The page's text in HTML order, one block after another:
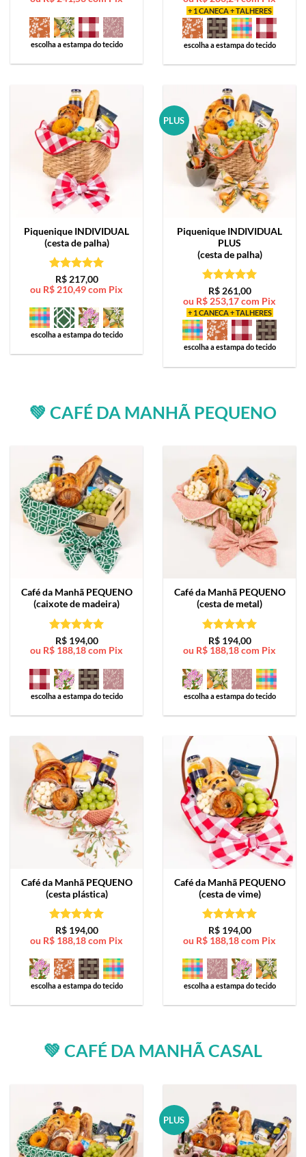
escolha a estampa do tecido
+ 1 CANECA + TALHERES
escolha a estampa do tecido
Piquenique INDIVIDUAL
(cesta de palha)
Avaliação5
de 5
R$217,00
ou R$ 210,49com Pix
escolha a estampa do tecido
PLUS
Piquenique INDIVIDUAL
PLUS
(cesta de palha)
Avaliação5
de 5
R$261,00
ou R$ 253,17com Pix
+ 1 CANECA + TALHERES
escolha a estampa do tecido
💚 CAFÉ DA MANHÃ PEQUENO
Café da Manhã PEQUENO
(caixote de madeira)
Avaliação5
de 5
R$194,00
ou R$ 188,18com Pix
escolha a estampa do tecido
Café da Manhã PEQUENO
(cesta de metal)
Avaliação5
de 5
R$194,00
ou R$ 188,18com Pix
escolha a estampa do tecido
Café da Manhã PEQUENO
(cesta plástica)
Avaliação5
de 5
R$194,00
ou R$ 188,18com Pix
escolha a estampa do tecido
Café da Manhã PEQUENO
(cesta de vime)
Avaliação5
de 5
R$194,00
ou R$ 188,18com Pix
escolha a estampa do tecido
💚 CAFÉ DA MANHÃ CASAL
PLUS